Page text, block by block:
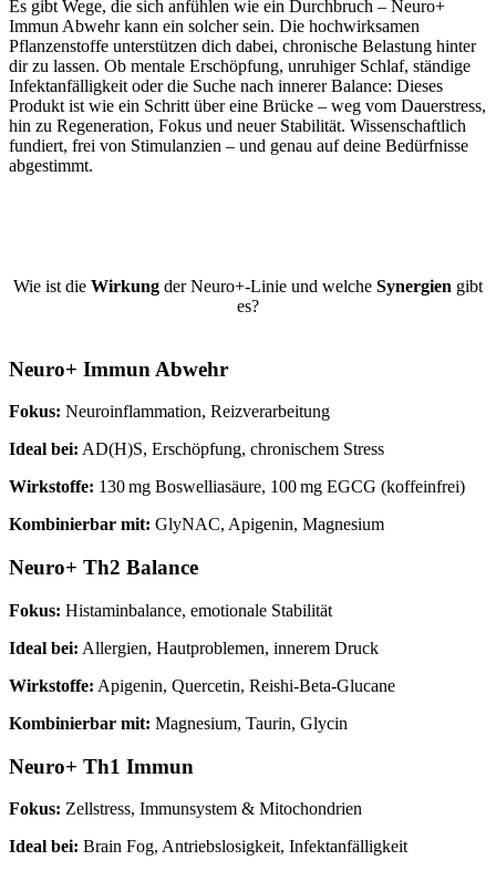
Es gibt Wege, die sich anfühlen wie ein Durchbruch – Neuro+
Immun Abwehr kann ein solcher sein. Die hochwirksamen
Pflanzenstoffe unterstützen dich dabei, chronische Belastung hinter
dir zu lassen. Ob mentale Erschöpfung, unruhiger Schlaf, ständige
Infektanfälligkeit oder die Suche nach innerer Balance: Dieses
Produkt ist wie ein Schritt über eine Brücke – weg vom Dauerstress,
hin zu Regeneration, Fokus und neuer Stabilität. Wissenschaftlich
fundiert, frei von Stimulanzien – und genau auf deine Bedürfnisse
abgestimmt.
Wie ist die Wirkung der Neuro+-Linie und welche Synergien gibt
es?
Neuro+ Immun Abwehr
Fokus: Neuroinflammation, Reizverarbeitung
Ideal bei: AD(H)S, Erschöpfung, chronischem Stress
Wirkstoffe: 130 mg Boswelliasäure, 100 mg EGCG (koffeinfrei)
Kombinierbar mit: GlyNAC, Apigenin, Magnesium
Neuro+ Th2 Balance
Fokus: Histaminbalance, emotionale Stabilität
Ideal bei: Allergien, Hautproblemen, innerem Druck
Wirkstoffe: Apigenin, Quercetin, Reishi-Beta-Glucane
Kombinierbar mit: Magnesium, Taurin, Glycin
Neuro+ Th1 Immun
Fokus: Zellstress, Immunsystem & Mitochondrien
Ideal bei: Brain Fog, Antriebslosigkeit, Infektanfälligkeit